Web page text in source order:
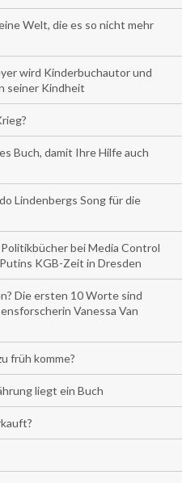
Welt, die es so nicht mehr
wird Kinderbuchautor und
seiner Kindheit
Buch, damit Ihre Hilfe auch
Lindenbergs Song für die
bei Media Control
KGB-Zeit in Dresden
Die ersten 10 Worte sind
Vanessa Van
früh komme?
liegt ein Buch